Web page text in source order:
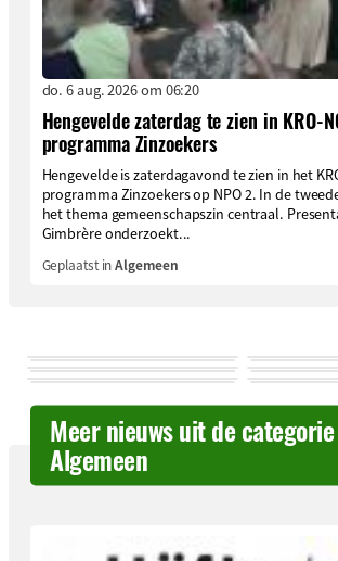
do. 6 aug. 2026 om 06:20
Hengevelde zaterdag te zien in KRO-
programma Zinzoekers
Hengevelde is zaterdagavond te zien in het
programma Zinzoekers op NPO 2. In de
het thema gemeenschapszin centraal.
Gimbrère onderzoekt...
Geplaatst inAlgemeen
Meer nieuws uit de categorie
Algemeen